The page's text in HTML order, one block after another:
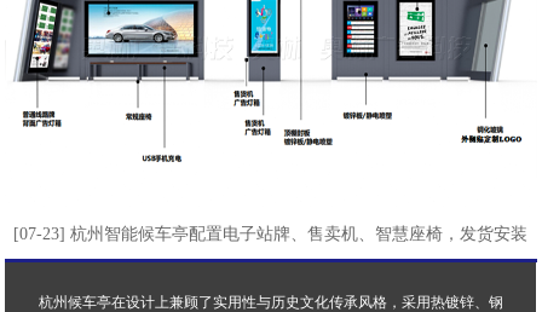
[07-23] 杭州智能候车亭配置电子站牌、售卖机、智慧座椅，发货安装
杭州候车亭在设计上兼顾了实用性与历史文化传承风格，采用热镀锌、钢